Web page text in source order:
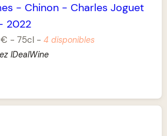
- Chinon - Charles Joguet
2022
-75cl -4 disponibles
IDealWine